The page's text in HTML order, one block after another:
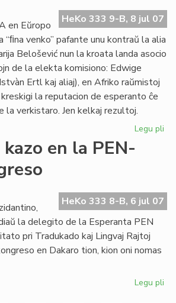
HeKo 333 9-B, 8 jul 07
en Eŭropo
“ﬁna venko” pafante unu kontraŭ la alia
Belošević nun la kroata landa asocio
de la elekta komisiono: Edwige
Ertl kaj aliaj), en Afriko raŭmistoj
la reputacion de esperanto ĉe
la verkistaro. Jen kelkaj rezultoj.
Legu pli
en la PEN-
HeKo 333 8-B, 6 jul 07
la delegito de la Esperanta PEN
pri Tradukado kaj Lingvaj Rajtoj
en Dakaro tion, kion oni nomas
Legu pli